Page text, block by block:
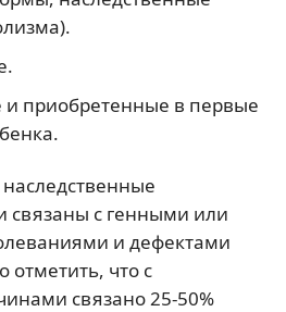
приобретенные в первые
связаны с генными или
и дефектами
что с
связано 25-50%